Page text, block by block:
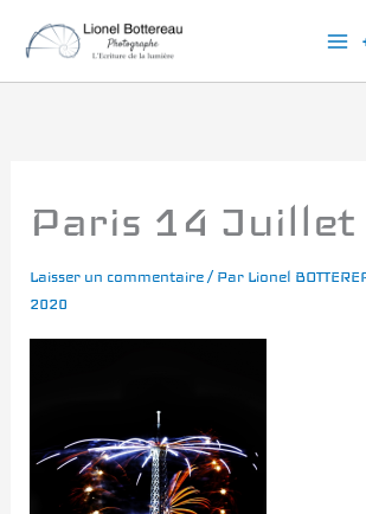
Paris 14 Juillet
Laisser un commentaire / Par Lionel
2020